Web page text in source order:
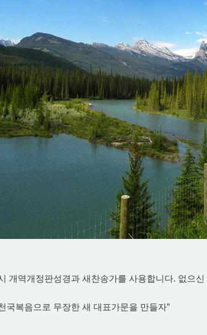
개역개정판성경과 새찬송가를 사용합니다. 없으
국복음으로 무장한 새 대표가문을 만들자”